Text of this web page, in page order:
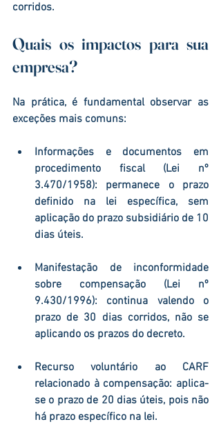
corridos.
Quais os impactos para sua
empresa?
Na prática, é fundamental observar as
exceções mais comuns:
Informações e documentos em
procedimento fiscal (Lei nº
3.470/1958): permanece o prazo
definido na lei específica, sem
aplicação do prazo subsidiário de 10
dias úteis.
Manifestação de inconformidade
sobre compensação (Lei nº
9.430/1996): continua valendo o
prazo de 30 dias corridos, não se
aplicando os prazos do decreto.
Recurso voluntário ao CARF
relacionado à compensação: aplica-
se o prazo de 20 dias úteis, pois não
há prazo específico na lei.